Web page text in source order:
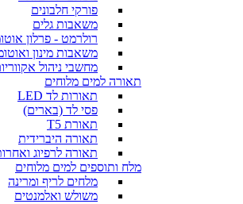
פורקי חלבונים
משאבות גלים
רולרמט - פרלון
משאבות מינון
מחשבי ניהול
תאורה למים מלוחים
תאורות לד LED
פסי לד (בארים)
תאורת T5
תאורה היברידית
תאורה לרפיוג
מלח ותוספים למים מלוחים
מלחים לריף ומרינה
משולש ואלמנטים